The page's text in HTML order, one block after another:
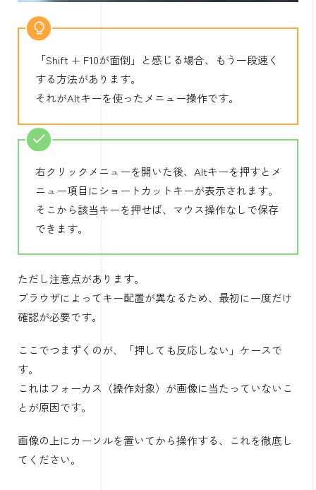
「Shift + F10が面倒」と感じる場合、もう一段速く
する方法があります。
それがAltキーを使ったメニュー操作です。
右クリックメニューを開いた後、Altキーを押すとメ
ニュー項目にショートカットキーが表示されます。
そこから該当キーを押せば、マウス操作なしで保存
できます。
ただし注意点があります。
ブラウザによってキー配置が異なるため、最初に一度だけ
確認が必要です。
ここでつまずくのが、「押しても反応しない」ケースで
す。
これはフォーカス（操作対象）が画像に当たっていないこ
とが原因です。
画像の上にカーソルを置いてから操作する、これを徹底し
てください。